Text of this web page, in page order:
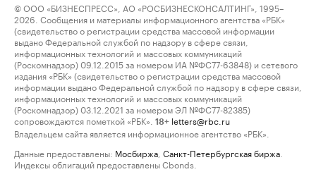
© ООО «БИЗНЕСПРЕСС», АО «РОСБИЗНЕСКОНСАЛТИНГ», 1995–
2026. Сообщения и материалы информационного агентства «РБК»
(свидетельство о регистрации средства массовой информации
выдано Федеральной службой по надзору в сфере связи,
информационных технологий и массовых коммуникаций
(Роскомнадзор) 09.12.2015 за номером ИА №ФС77-63848) и сетевого
издания «РБК» (свидетельство о регистрации средства массовой
информации выдано Федеральной службой по надзору в сфере связи,
информационных технологий и массовых коммуникаций
(Роскомнадзор) 03.12.2021 за номером ЭЛ №ФС77-82385)
сопровождаются пометкой «РБК».
18+ letters@rbc.ru
Владельцем сайта является информационное агентство «РБК».
Данные предоставлены: Мосбиржа Санкт-Петербургская биржа
Индексы облигаций предоставлены Cbonds.